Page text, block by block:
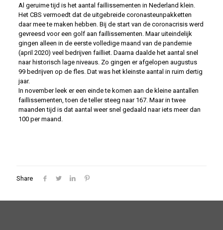
Al geruime tijd is het aantal faillissementen in Nederland klein.
Het CBS vermoedt dat de uitgebreide coronasteunpakketten
daar mee te maken hebben. Bij de start van de coronacrisis werd
gevreesd voor een golf aan faillissementen. Maar uiteindelijk
gingen alleen in de eerste volledige maand van de pandemie
(april 2020) veel bedrijven failliet. Daarna daalde het aantal snel
naar historisch lage niveaus. Zo gingen er afgelopen augustus
99 bedrijven op de fles. Dat was het kleinste aantal in ruim dertig
jaar.
In november leek er een einde te komen aan de kleine aantallen
faillissementen, toen de teller steeg naar 167. Maar in twee
maanden tijd is dat aantal weer snel gedaald naar iets meer dan
100 per maand.
Share